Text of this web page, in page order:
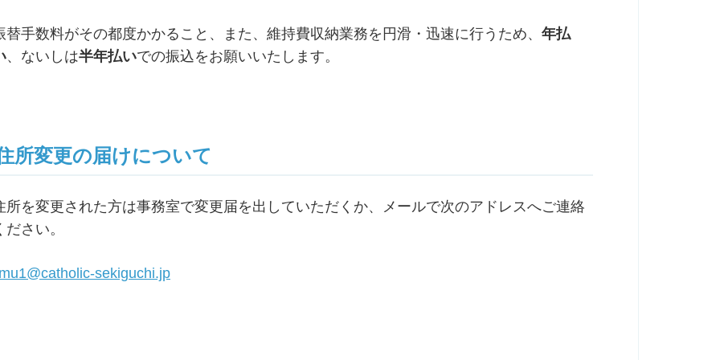
替手数料がその都度かかること、また、維持費収納業務を円滑・迅速に行うため、 年払
、ないしは半年払いでの振込をお願いいたします。
所変更の届けについて
所を変更された方は事務室で変更届を出していただくか、メールで次のアドレスへご連絡
ださい。
sekiguchi.jp